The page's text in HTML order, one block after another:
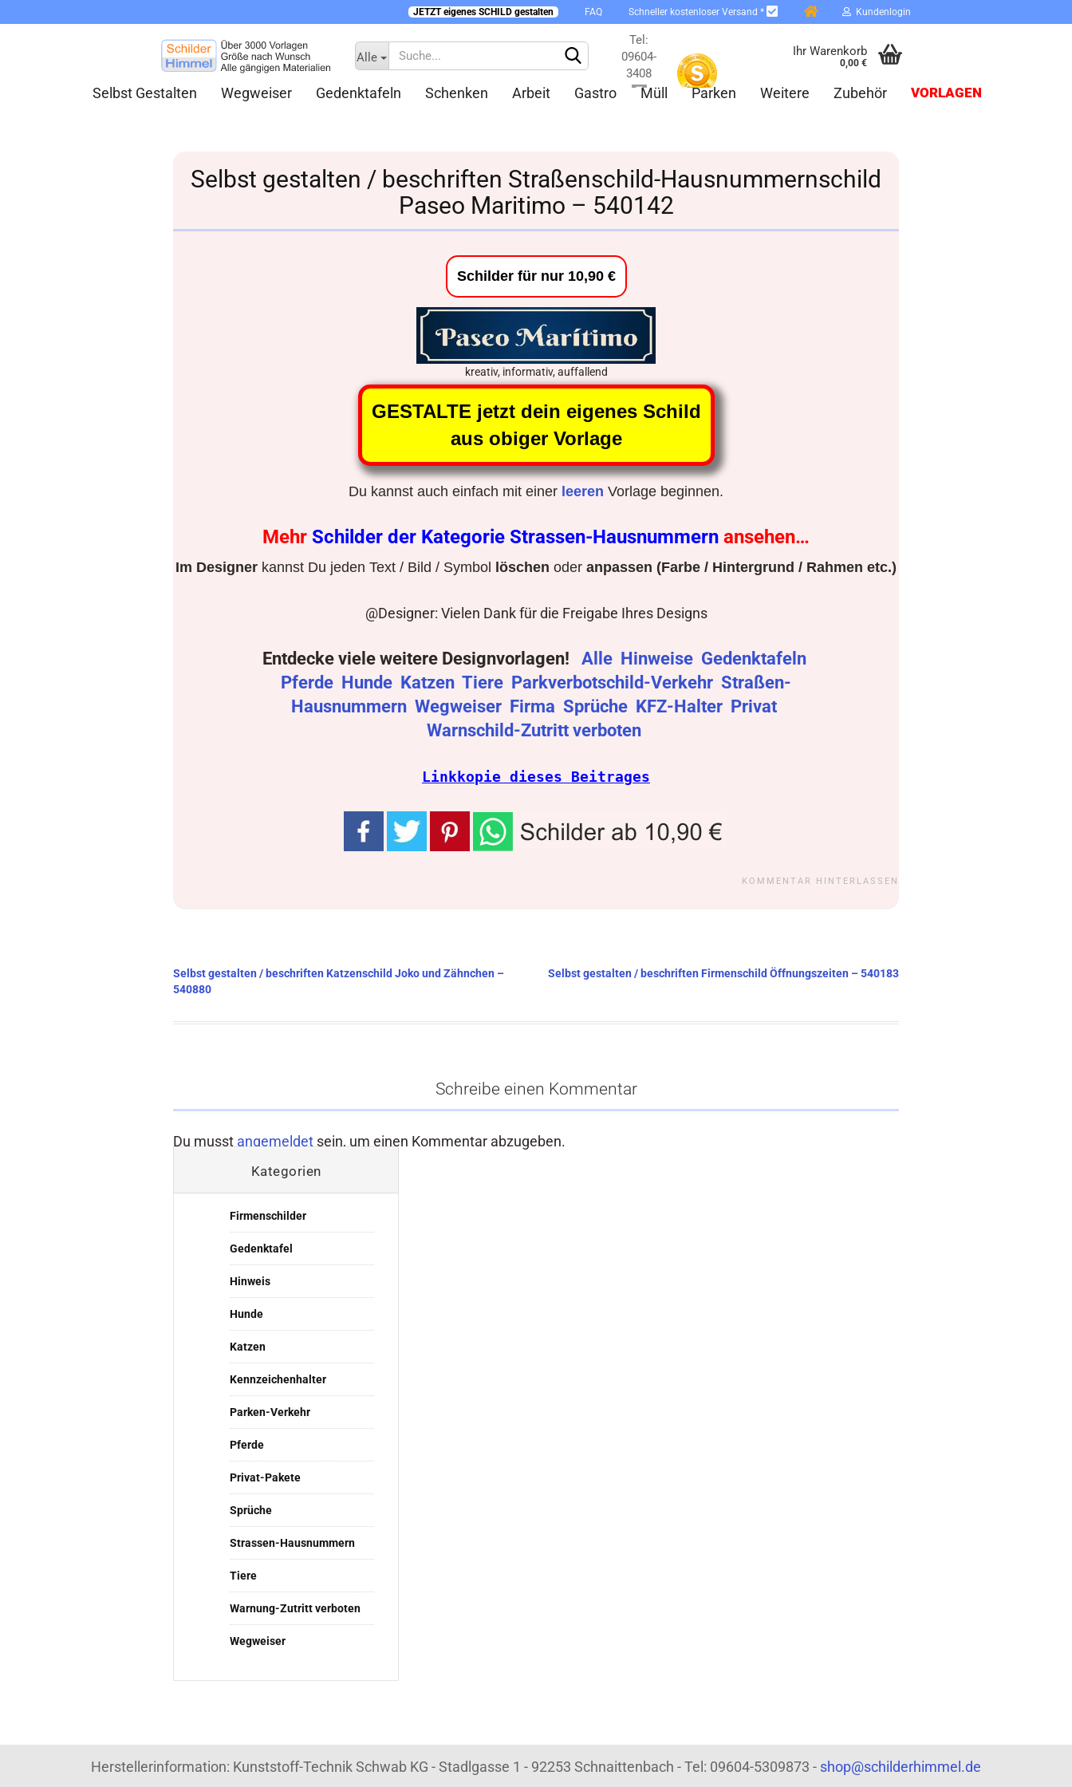
JETZT eigenes SCHILD gestalten FAQ Schneller kostenloser Versand * Kundenlogin
Konto erstellen
Alle
Tel:
09604-
3408
Ihr Warenkorb
0,00 €
Selbst Gestalten Wegweiser Gedenktafeln Schenken Arbeit Gastro Müll Parken Weitere Zubehör VORLAGEN
Selbst gestalten / beschriften Straßenschild-Hausnummernschild
Paseo Maritimo – 540142
Schilder für nur 10,90 €
kreativ, informativ, auffallend
GESTALTE jetzt dein eigenes Schild
aus obiger Vorlage
Du kannst auch einfach mit einer leeren Vorlage beginnen.
Mehr Schilder der Kategorie Strassen-Hausnummern ansehen…
Im Designer kannst Du jeden Text / Bild / Symbol löschen oder anpassen (Farbe / Hintergrund / Rahmen etc.)
@Designer: Vielen Dank für die Freigabe Ihres Designs
Entdecke viele weitere Designvorlagen! Alle Hinweise Gedenktafeln
Pferde Hunde Katzen Tiere Parkverbotschild-Verkehr Straßen-
Hausnummern Wegweiser Firma Sprüche KFZ-Halter Privat
Warnschild-Zutritt verboten
Linkkopie dieses Beitrages
KOMMENTAR HINTERLASSEN
Beitragsnavigation
Selbst gestalten / beschriften Katzenschild Joko und Zähnchen –
540880
Selbst gestalten / beschriften Firmenschild Öffnungszeiten – 540183
Schreibe einen Kommentar
Du musst angemeldet sein, um einen Kommentar abzugeben.
Kategorien
Firmenschilder
Gedenktafel
Hinweis
Hunde
Katzen
Kennzeichenhalter
Parken-Verkehr
Pferde
Privat-Pakete
Sprüche
Strassen-Hausnummern
Tiere
Warnung-Zutritt verboten
Wegweiser
Herstellerinformation: Kunststoff-Technik Schwab KG - Stadlgasse 1 - 92253 Schnaittenbach - Tel: 09604-5309873 - shop@schilderhimmel.de